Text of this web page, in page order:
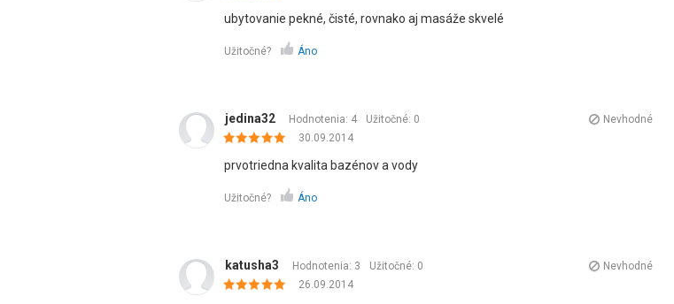
ubytovanie pekné, čisté, rovnako aj masáže skvelé
Užitočné? Áno
jedina32 Hodnotenia: 4 Užitočné: 0
Nevhodné
30.09.2014
prvotriedna kvalita bazénov a vody
Užitočné? Áno
katusha3 Hodnotenia: 3 Užitočné: 0
Nevhodné
26.09.2014